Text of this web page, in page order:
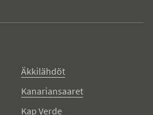
Äkkilähdöt
Kanariansaaret
Kap Verde